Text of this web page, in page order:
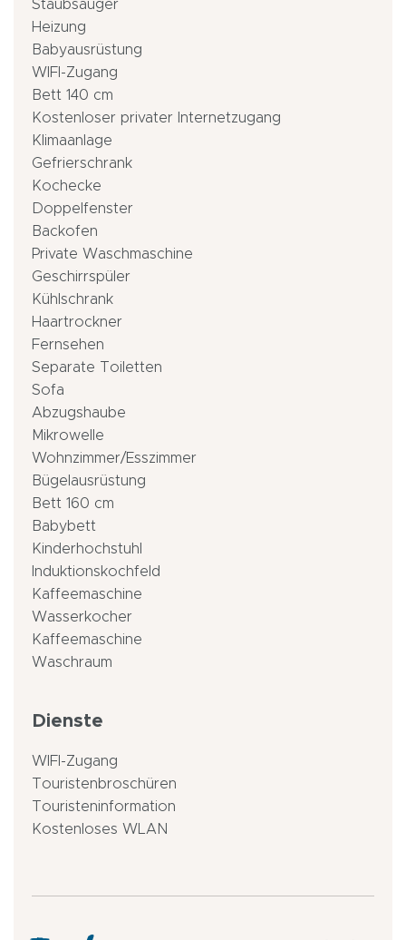
Staubsauger
Heizung
Babyausrüstung
WIFI-Zugang
Bett 140 cm
Kostenloser privater Internetzugang
Klimaanlage
Gefrierschrank
Kochecke
Doppelfenster
Backofen
Private Waschmaschine
Geschirrspüler
Kühlschrank
Haartrockner
Fernsehen
Separate Toiletten
Sofa
Abzugshaube
Mikrowelle
Wohnzimmer/Esszimmer
Bügelausrüstung
Bett 160 cm
Babybett
Kinderhochstuhl
Induktionskochfeld
Kaffeemaschine
Wasserkocher
Kaffeemaschine
Waschraum
Dienste
WIFI-Zugang
Touristenbroschüren
Touristeninformation
Kostenloses WLAN